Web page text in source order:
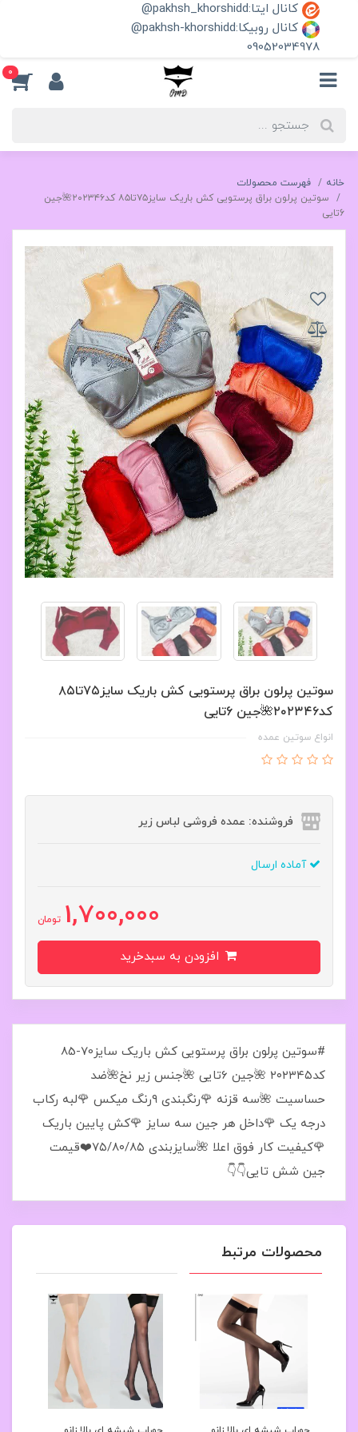
کانال ایتا:pakhsh_khorshidd@
کانال روبیکا:pakhsh-khorshidd@
09052034978
0
خانه
فهرست محصولات
سوتین پرلون براق پرستویی کش باریک سایز۷۵تا۸۵ کد۲۰۲۳۴۶🌺جین
6تایی
سوتین پرلون براق پرستویی کش باریک سایز۷۵تا۸۵
کد۲۰۲۳۴۶🌺جین 6تایی
انواع سوتین عمده
فروشنده: عمده فروشی لباس زیر
آماده ارسال
1,700,000 تومان
#سوتین پرلون براق پرستویی کش باریک سایز70-85
کد۲۰۲۳۴۵ 🌺جین 6تایی 🌺جنس زیر نخ🌺ضد
حساسیت 🌺سه قزنه 🌹رنگبندی ۹رنگ میکس 🌹لبه رکاب
درجه یک 🌹داخل هر جین سه سایز 🌹کش پایین باریک
🌹کیفیت کار فوق اعلا 🌺سایز‌بندی ۷۵/۸۰/۸۵❤️قیمت
جین شش تایی👇👇
محصولات مرتبط